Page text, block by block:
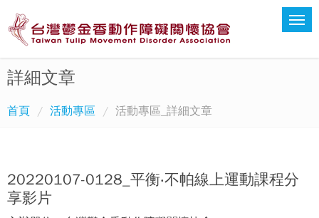
詳細文章
首頁 活動專區 活動專區_詳細文章
20220107-0128_平衡‧不帕線上運動課程分
享影片